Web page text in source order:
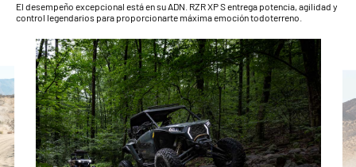
El desempeño excepcional está en su ADN. RZR XP S entrega potencia, agilidad y
control legendarios para proporcionarte máxima emoción todoterreno.